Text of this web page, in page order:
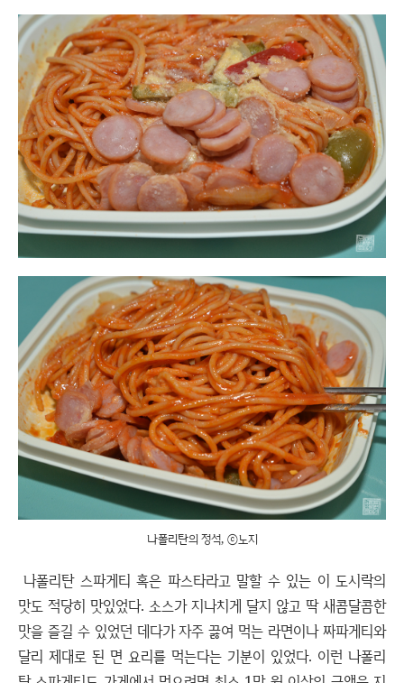
나폴리탄의 정석, ⓒ노지
나폴리탄 스파게티 혹은 파스타라고 말할 수 있는 이 도시락의
맛도 적당히 맛있었다. 소스가 지나치게 달지 않고 딱 새콤달콤한
맛을 즐길 수 있었던 데다가 자주 끓여 먹는 라면이나 짜파게티와
달리 제대로 된 면 요리를 먹는다는 기분이 있었다. 이런 나폴리